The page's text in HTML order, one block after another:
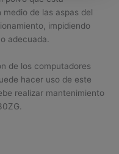
de las aspas del
impidiendo
adecuada.
de los computadores
hacer uso de este
realizar mantenimiento